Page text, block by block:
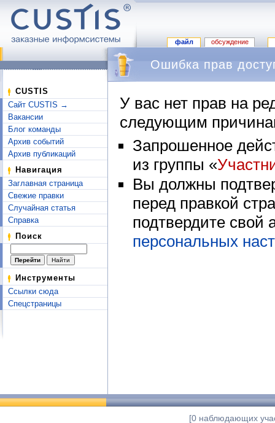
файл обсуждение
CUSTIS
Сайт CUSTIS →
Вакансии
Блог команды
Архив событий
Архив публикаций
Навигация
Заглавная страница
Свежие правки
Случайная статья
Справка
Поиск
Инструменты
Ссылки сюда
Спецстраницы
Ошибка прав
У вас нет прав на
следующим
Запрошенное
из группы «
Вы должны
перед правкой
подтвердите свой
персональных
[0 наблюдающих